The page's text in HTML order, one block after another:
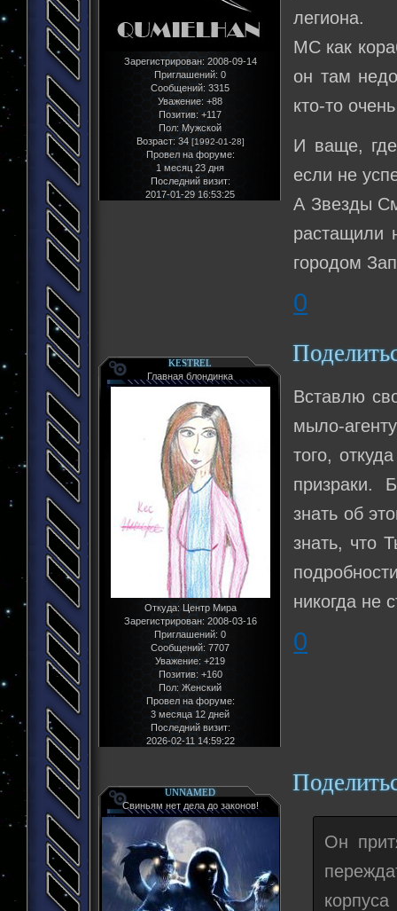
Зарегистрирован: 2008-09-14
Приглашений: 0
Сообщений: 3315
Уважение: +88
Позитив: +117
Пол: Мужской
Возраст: 34 [1992-01-28]
Провел на форуме:
1 месяц 23 дня
Последний визит:
2017-01-29 16:53:25
легиона.
МС как
он там
кто-то
И ваще,
если не
А Звезды
растащили
городом
0
KESTREL
Главная блондинка
Откуда:Центр Мира
Зарегистрирован: 2008-03-16
Приглашений: 0
Сообщений: 7707
Уважение: +219
Позитив: +160
Пол:Женский
Провел на форуме:
3 месяца 12 дней
Последний визит:
2026-02-11 14:59:22
Вставлю
мыло-
того,
призраки.
знать об
знать, что
никогда не
0
UNNAMED
Свиньям нет дела до законов!
Он